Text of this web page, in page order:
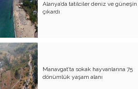
Atalay olayı; yargıyı yönetenlerin
darbesidir!..
CHP’de ne değişti?
Eğitim Sisteminde Sorunlar ve Çözüm
Önerileri
Cumhuriyet’in 100. Yılı ve AB İlişkileri
Alanya’da tatilciler deniz ve güneşin
çıkardı
Manavgat’ta sokak hayvanlarına 75
dönümlük yaşam alanı